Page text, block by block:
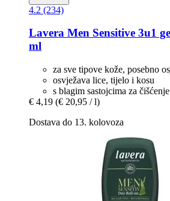
4.2 (234)
Lavera Men Sensitive 3u1
ml
za sve tipove kože, posebno
osvježava lice, tijelo i kosu
s blagim sastojcima za čišćenje
€ 4,19 (€ 20,95 / l)
Dostava do 13. kolovoza